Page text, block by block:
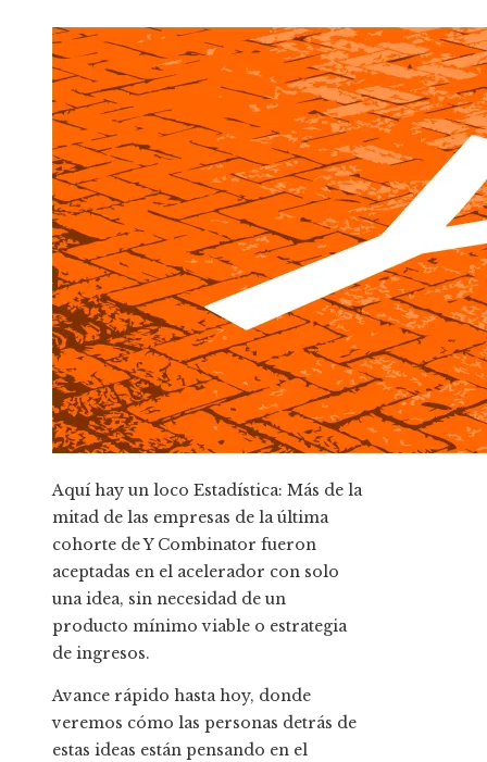
Aquí hay un loco Estadística: Más de la
mitad de las empresas de la última
cohorte de Y Combinator fueron
aceptadas en el acelerador con solo
una idea, sin necesidad de un
producto mínimo viable o estrategia
de ingresos.
Avance rápido hasta hoy, donde
veremos cómo las personas detrás de
estas ideas están pensando en el